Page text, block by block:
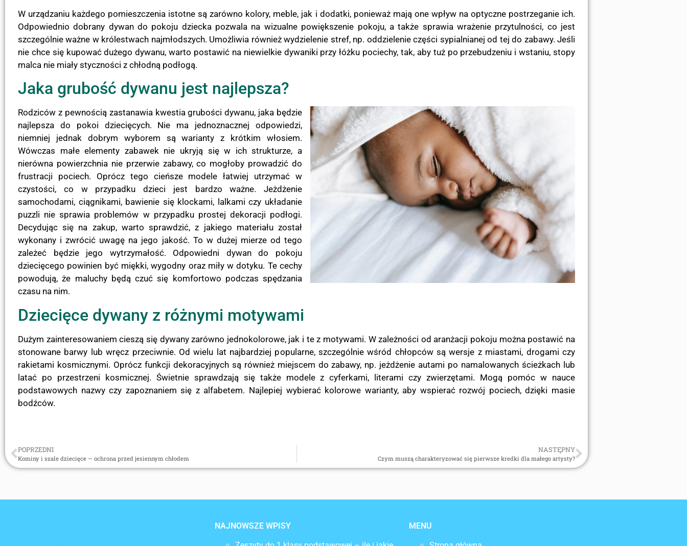
W urządzaniu każdego pomieszczenia istotne są zarówno kolory, meble, jak i dodatki, ponieważ mają one wpływ na optyczne postrzeganie ich.
Odpowiednio dobrany dywan do pokoju dziecka pozwala na wizualne powiększenie pokoju, a także sprawia wrażenie przytulności, co jest
szczególnie ważne w królestwach najmłodszych. Umożliwia również wydzielenie stref, np. oddzielenie części sypialnianej od tej do zabawy. Jeśli
nie chce się kupować dużego dywanu, warto postawić na niewielkie dywaniki przy łóżku pociechy, tak, aby tuż po przebudzeniu i wstaniu, stopy
malca nie miały styczności z chłodną podłogą.
Jaka grubość dywanu jest najlepsza?
Rodziców z pewnością zastanawia kwestia grubości dywanu, jaka będzie
najlepsza do pokoi dziecięcych. Nie ma jednoznacznej odpowiedzi,
niemniej jednak dobrym wyborem są warianty z krótkim włosiem.
Wówczas małe elementy zabawek nie ukryją się w ich strukturze, a
nierówna powierzchnia nie przerwie zabawy, co mogłoby prowadzić do
frustracji pociech. Oprócz tego cieńsze modele łatwiej utrzymać w
czystości, co w przypadku dzieci jest bardzo ważne. Jeżdżenie
samochodami, ciągnikami, bawienie się klockami, lalkami czy układanie
puzzli nie sprawia problemów w przypadku prostej dekoracji podłogi.
Decydując się na zakup, warto sprawdzić, z jakiego materiału został
wykonany i zwrócić uwagę na jego jakość. To w dużej mierze od tego
zależeć będzie jego wytrzymałość. Odpowiedni dywan do pokoju
dziecięcego powinien być miękki, wygodny oraz miły w dotyku. Te cechy
powodują, że maluchy będą czuć się komfortowo podczas spędzania
czasu na nim.
Dziecięce dywany z różnymi motywami
Dużym zainteresowaniem cieszą się dywany zarówno jednokolorowe, jak i te z motywami. W zależności od aranżacji pokoju można postawić na
stonowane barwy lub wręcz przeciwnie. Od wielu lat najbardziej popularne, szczególnie wśród chłopców są wersje z miastami, drogami czy
rakietami kosmicznymi. Oprócz funkcji dekoracyjnych są również miejscem do zabawy, np. jeżdżenie autami po namalowanych ścieżkach lub
latać po przestrzeni kosmicznej. Świetnie sprawdzają się także modele z cyferkami, literami czy zwierzętami. Mogą pomóc w nauce
podstawowych nazwy czy zapoznaniem się z alfabetem. Najlepiej wybierać kolorowe warianty, aby wspierać rozwój pociech, dzięki masie
bodźców.
POPRZEDNI
Kominy i szale dziecięce — ochrona przed jesiennym chłodem
NASTĘPNY
Czym muszą charakteryzować się pierwsze kredki dla małego artysty?
NAJNOWSZE WPISY MENU